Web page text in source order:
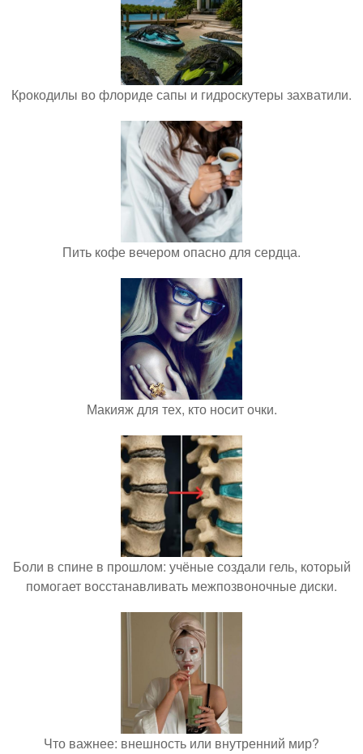
Крокодилы во флориде сапы и гидроскутеры захватили.
Пить кофе вечером опасно для сердца.
Макияж для тех, кто носит очки.
Боли в спине в прошлом: учёные создали гель, который
помогает восстанавливать межпозвоночные диски.
Что важнее: внешность или внутренний мир?